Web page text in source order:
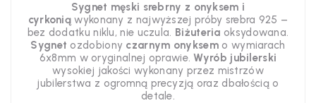
Sygnet męski srebrny z onyksem i
cyrkoniąwykonany z najwyższej próby srebra 925 –
bez dodatku niklu, nie uczula. Biżuteria oksydowana.
Sygnet ozdobiony czarnym onyksem o wymiarach
6x8mm w oryginalnej oprawie.Wyrób jubilerski
wysokiej jakości wykonany przez mistrzów
jubilerstwa z ogromną precyzją oraz dbałością o
detale.